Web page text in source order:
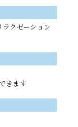
クゼーション
きます